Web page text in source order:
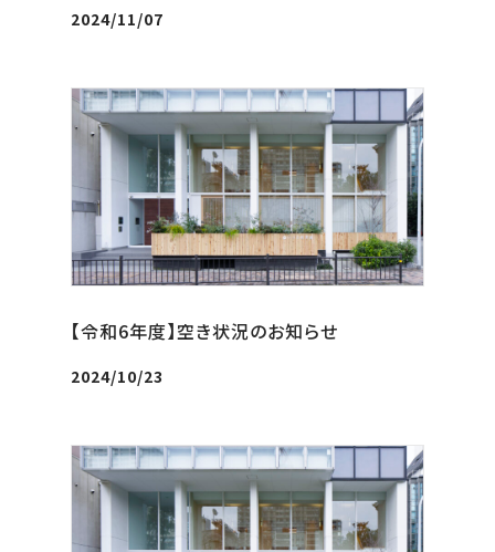
2024/11/07
【令和6年度】空き状況のお知らせ
2024/10/23